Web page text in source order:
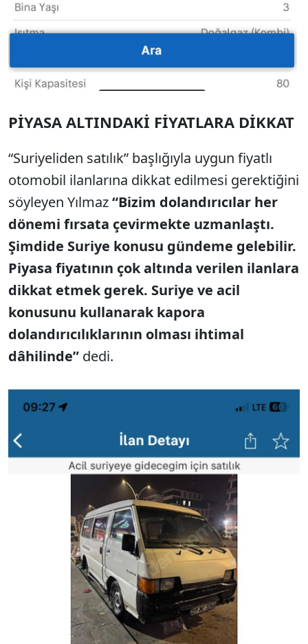
PİYASA ALTINDAKİ FİYATLARA DİKKAT
“Suriyeliden satılık” başlığıyla uygun fiyatlı
otomobil ilanlarına dikkat edilmesi gerektiğini
söyleyen Yılmaz“Bizim dolandırıcılar her
dönemi fırsata çevirmekte uzmanlaştı.
Şimdide Suriye konusu gündeme gelebilir.
Piyasa fiyatının çok altında verilen ilanlara
dikkat etmek gerek. Suriye ve acil
konusunu kullanarak kapora
dolandırıcılıklarının olması ihtimal
dâhilinde” dedi.